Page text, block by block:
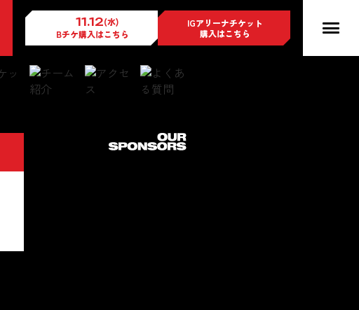
11.12(水)
Bチケ購入はこちら
IGアリーナチケット
購入はこちら